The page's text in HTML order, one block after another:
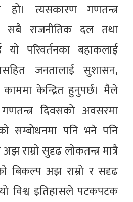
हो। त्यसकारण गणतन्त्र
सबै राजनीतिक दल तथा
परिवर्तनका बहाकलाई
जनतालाई सुशासन,
केन्द्रित हुनुपर्छ। मैले
दिवसको अवसरमा
सम्बोधनमा पनि भने पनि
राम्रो सुदृढ लोकतन्त्र मात्रै
बिकल्प अझ राम्रो र सदृढ
विश्व इतिहासले पटकपटक